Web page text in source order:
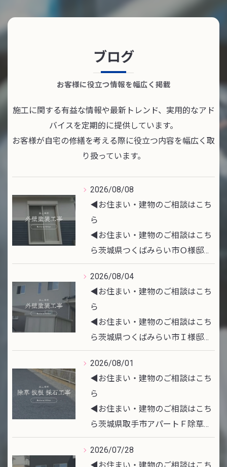
お客様に役立つ情報を幅広く掲載
ブログ
施工に関する有益な情報や最新トレンド、実用的なアド
バイスを定期的に提供しています。
お客様が自宅の修繕を考える際に役立つ内容を幅広く取
り扱っています。
2026/08/08
◀︎お住まい・建物のご相談はこち
ら
◀︎お住まい・建物のご相談はこち
ら茨城県つくばみらい市Ｏ様邸…
2026/08/04
◀︎お住まい・建物のご相談はこち
ら
◀︎お住まい・建物のご相談はこち
ら茨城県つくばみらい市Ｉ様邸…
2026/08/01
◀︎お住まい・建物のご相談はこち
ら
◀︎お住まい・建物のご相談はこち
ら茨城県取手市アパートＦ除草…
2026/07/28